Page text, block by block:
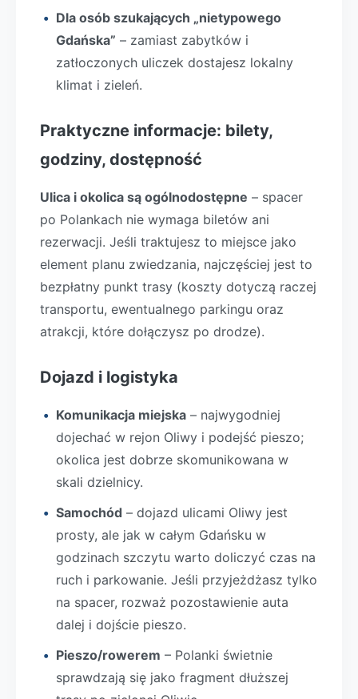
Dla osób szukających „nietypowego
Gdańska” – zamiast zabytków i
zatłoczonych uliczek dostajesz lokalny
klimat i zieleń.
Praktyczne informacje: bilety,
godziny, dostępność
Ulica i okolica są ogólnodostępne – spacer
po Polankach nie wymaga biletów ani
rezerwacji. Jeśli traktujesz to miejsce jako
element planu zwiedzania, najczęściej jest to
bezpłatny punkt trasy (koszty dotyczą raczej
transportu, ewentualnego parkingu oraz
atrakcji, które dołączysz po drodze).
Dojazd i logistyka
Komunikacja miejska – najwygodniej
dojechać w rejon Oliwy i podejść pieszo;
okolica jest dobrze skomunikowana w
skali dzielnicy.
Samochód – dojazd ulicami Oliwy jest
prosty, ale jak w całym Gdańsku w
godzinach szczytu warto doliczyć czas na
ruch i parkowanie. Jeśli przyjeżdżasz tylko
na spacer, rozważ pozostawienie auta
dalej i dojście pieszo.
Pieszo/rowerem – Polanki świetnie
sprawdzają się jako fragment dłuższej